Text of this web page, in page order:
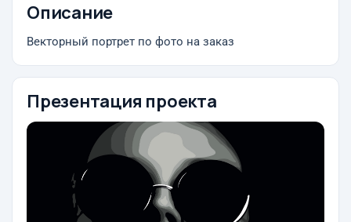
Описание
Векторный портрет по фото на заказ
Презентация проекта